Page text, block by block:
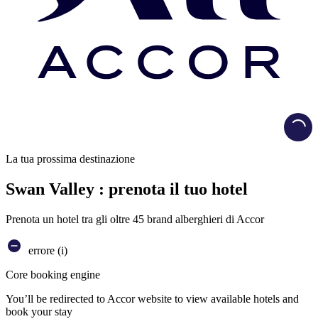
La tua prossima destinazione
Swan Valley : prenota il tuo hotel
Prenota un hotel tra gli oltre 45 brand alberghieri di Accor
errore (i)
Core booking engine
You’ll be redirected to Accor website to view available hotels and
book your stay